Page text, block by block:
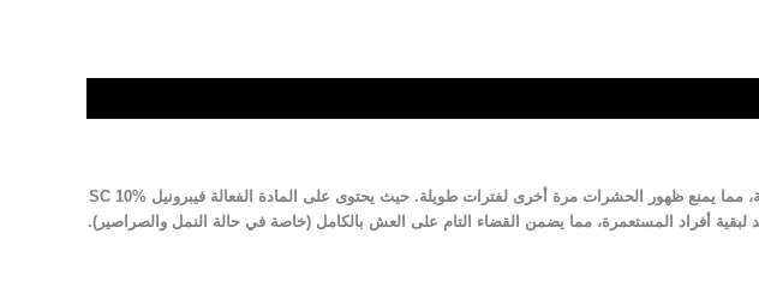
فول ستوب (فيبرونيل 10%) للنمل والصراصير بدون رائحة عبوة 100 ملل .يوفر حماية طويلة الأمد في الأماكن المرشوشة، مما يمنع ظهور الحشرات مرة أخرى لفترات طويلة. حيث يحتوى على المادة الفعالة فيبرونيل %10 SC
أفراد المستعمرة، مما يضمن القضاء التام على العش بالكامل (خاصة في حالة النمل والصراصير).